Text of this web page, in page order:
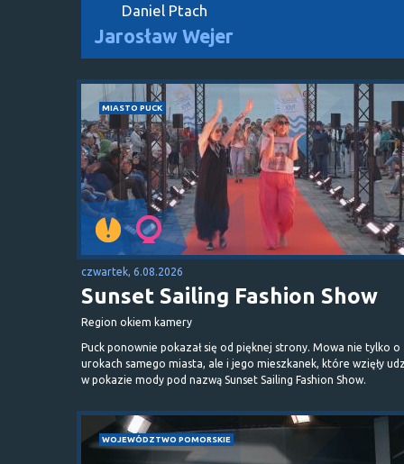
Daniel Ptach
Jarosław Wejer
MIASTO PUCK
czwartek, 6.08.2026
Sunset Sailing Fashion Show
Region okiem kamery
Puck ponownie pokazał się od pięknej strony. Mowa nie tylko o
urokach samego miasta, ale i jego mieszkanek, które wzięły
w pokazie mody pod nazwą Sunset Sailing Fashion Show.
WOJEWÓDZTWO POMORSKIE